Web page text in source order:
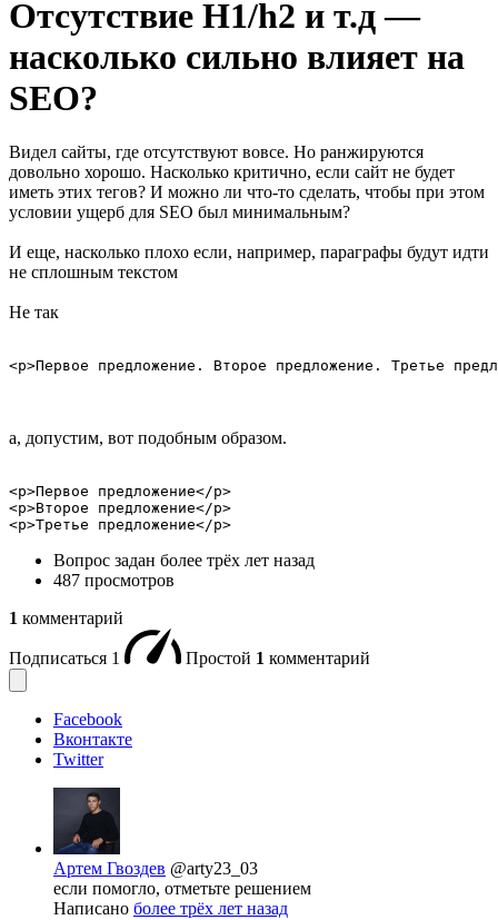
Отсутствие H1/h2 и т.д —
насколько сильно влияет на
SEO?
Видел сайты, где отсутствуют вовсе. Но ранжируются
довольно хорошо. Насколько критично, если сайт не будет
иметь этих тегов? И можно ли что-то сделать, чтобы при этом
условии ущерб для SEO был минимальным?
И еще, насколько плохо если, например, параграфы будут идти
не сплошным текстом
Не так
<p>Первое предложение. Второе предложение. Третье
а, допустим, вот подобным образом.
<p>Первое предложение</p>
<p>Второе предложение</p>
<p>Третье предложение</p>
Вопрос задан более трёх лет назад
487 просмотров
1 комментарий
Подписаться 1 Простой 1 комментарий
Facebook
Вконтакте
Twitter
Артем Гвоздев @arty23_03
если помогло, отметьте решением
Написано более трёх лет назад